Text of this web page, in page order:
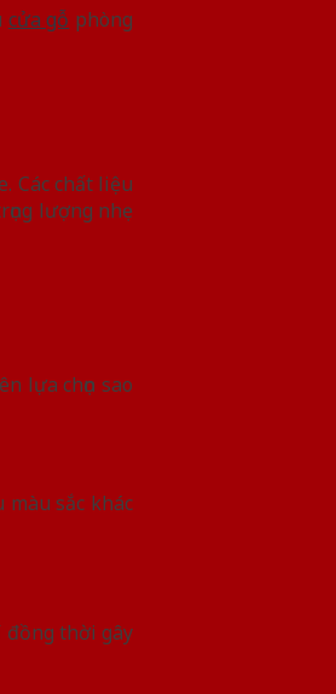
cửa gỗ phòng
Các chất liệu
lượng nhẹ
lựa chọn sao
sắc khác
đồng thời gây